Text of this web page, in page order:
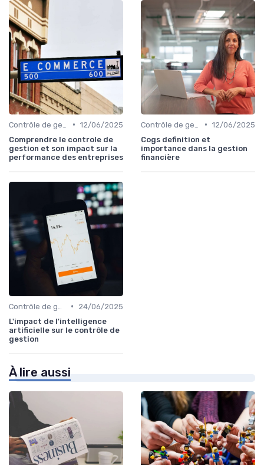
• 12/06/2025
Comprendre le controle de
gestion et son impact sur la
performance des entreprises
• 12/06/2025
Cogs definition et
importance dans la gestion
financière
•
24/06/2025
L'impact de l'intelligence
artificielle sur le contrôle de
gestion
À lire aussi